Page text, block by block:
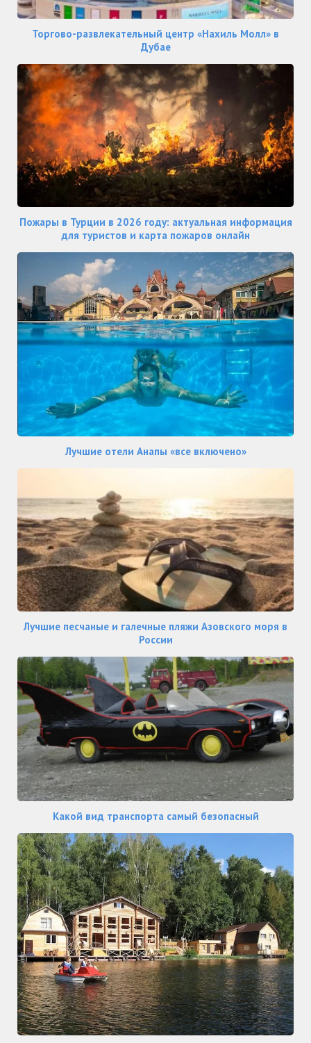
Торгово-развлекательный центр «Нахиль Молл» в
Дубае
Пожары в Турции в 2026 году: актуальная информация
для туристов и карта пожаров онлайн
Лучшие отели Анапы «все включено»
Лучшие песчаные и галечные пляжи Азовского моря в
России
Какой вид транспорта самый безопасный